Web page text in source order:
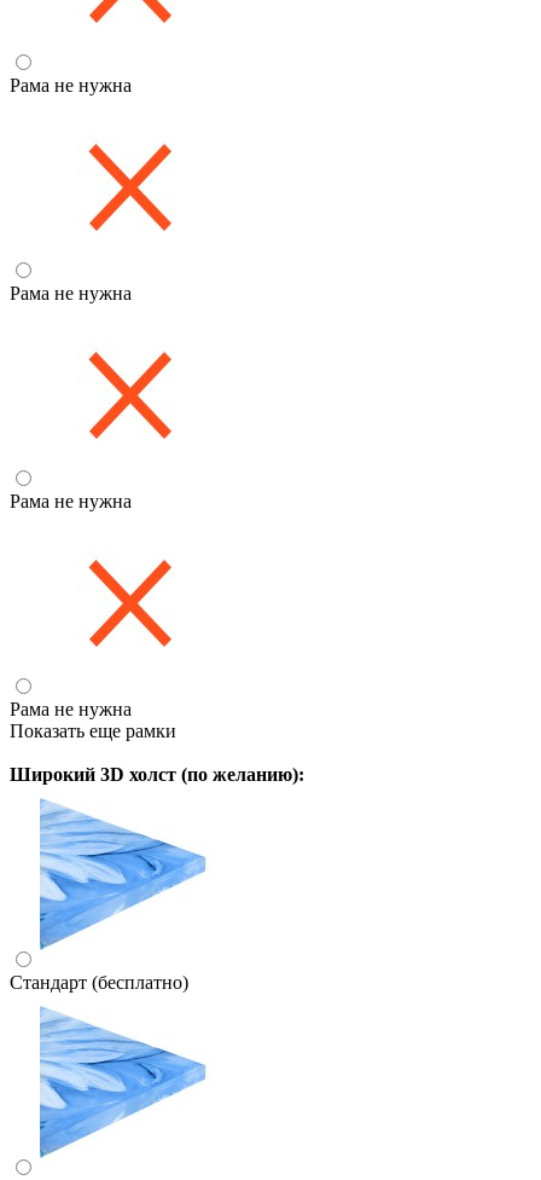
Рама не нужна
Рама не нужна
Рама не нужна
Рама не нужна
Показать еще рамки
Широкий 3D холст (по желанию):
Стандарт (бесплатно)